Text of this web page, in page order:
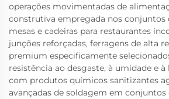
operações movimentadas de
construtiva empregada nos conjuntos
mesas e cadeiras para restaurantes
junções reforçadas, ferragens de alta
premium especificamente
resistência ao desgaste, à umidade e
com produtos químicos sanitizantes
avançadas de soldagem em conjuntos